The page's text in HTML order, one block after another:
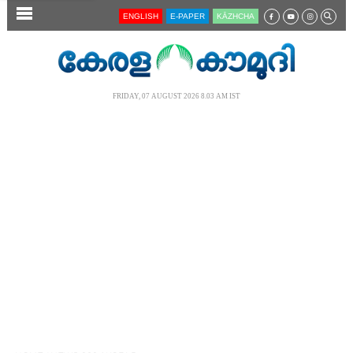
SECTIONS ENGLISH E-PAPER KĀZHCHA
FRIDAY, 07 AUGUST 2026 8.03 AM IST